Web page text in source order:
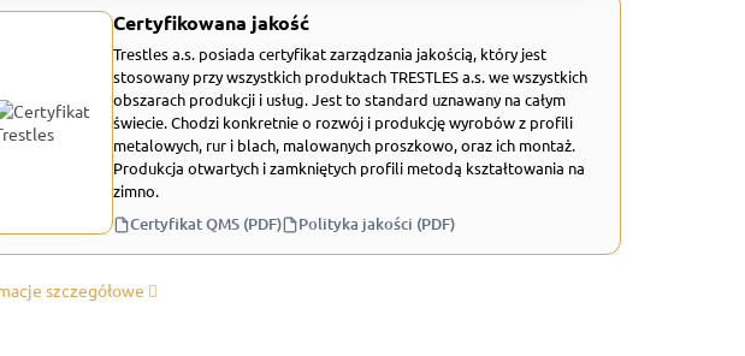
Certyfikowana jakość
Trestles a.s. posiada certyfikat zarządzania jakością, który jest
stosowany przy wszystkich produktach TRESTLES a.s. we wszystkich
obszarach produkcji i usług. Jest to standard uznawany na całym
świecie. Chodzi konkretnie o rozwój i produkcję wyrobów z profili
metalowych, rur i blach, malowanych proszkowo, oraz ich montaż.
Produkcja otwartych i zamkniętych profili metodą kształtowania na
zimno.
Certyfikat QMS (PDF) Polityka jakości (PDF)
szczegółowe